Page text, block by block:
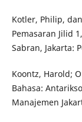
Kotler, Philip,
Pemasaran Jilid
Sabran, Jakarta:
Koontz, Harold;
Bahasa:
Manajemen